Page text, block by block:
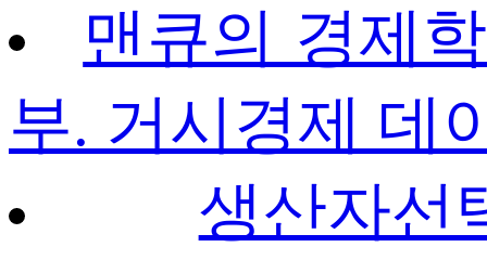
맨큐의 경제
부. 거시경제 데
생산자